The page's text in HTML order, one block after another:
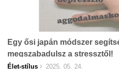
Egy ősi japán módszer
megszabadulsz a stressztől!
Élet-stílus 2025. 05. 24.